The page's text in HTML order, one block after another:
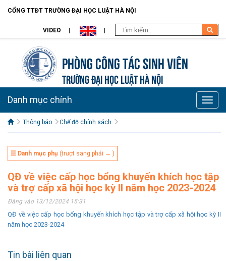
CỔNG TTĐT TRƯỜNG ĐẠI HỌC LUẬT HÀ NỘI
VIDEO
Phòng Công tác sinh viên
TRƯỜNG ĐẠI HỌC LUẬT HÀ NỘI
Toggle
Danh mục chính
Thông báo Chế độ chính sách
☰ Danh mục phụ (trượt sang phải → )
QĐ về việc cấp học bổng khuyến khích học tập
và trợ cấp xã hội học kỳ II năm học 2023-2024
Đăng vào 13/12/2024 15:31
QĐ về việc cấp học bổng khuyến khích học tập và trợ cấp xã hội học kỳ II
năm học 2023-2024
Tin bài liên quan